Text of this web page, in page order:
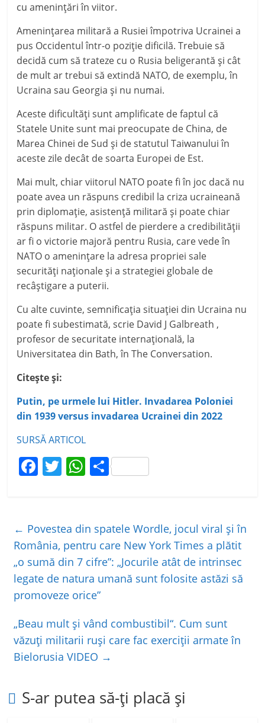
cu ameninţări în viitor.
Ameninţarea militară a Rusiei împotriva Ucrainei a
pus Occidentul într-o poziţie dificilă. Trebuie să
decidă cum să trateze cu o Rusia beligerantă şi cât
de mult ar trebui să extindă NATO, de exemplu, în
Ucraina sau Georgia şi nu numai.
Aceste dificultăţi sunt amplificate de faptul că
Statele Unite sunt mai preocupate de China, de
Marea Chinei de Sud şi de statutul Taiwanului în
aceste zile decât de soarta Europei de Est.
Mai mult, chiar viitorul NATO poate fi în joc dacă nu
poate avea un răspuns credibil la criza ucraineană
prin diplomaţie, asistenţă militară şi poate chiar
răspuns militar. O astfel de pierdere a credibilităţii
ar fi o victorie majoră pentru Rusia, care vede în
NATO o ameninţare la adresa propriei sale
securităţi naţionale şi a strategiei globale de
recâştigare a puterii.
Cu alte cuvinte, semnificaţia situaţiei din Ucraina nu
poate fi subestimată, scrie David J Galbreath ,
profesor de securitate internaţională, la
Universitatea din Bath, în The Conversation.
Citeşte şi:
Putin, pe urmele lui Hitler. Invadarea Poloniei
din 1939 versus invadarea Ucrainei din 2022
SURSĂ ARTICOL
F
e
b
o
o
k
T
er
W
s
A
p
p
P
je
a
z
ă
← Povestea din spatele Wordle, jocul viral și în
România, pentru care New York Times a plătit
„o sumă din 7 cifre”: „Jocurile atât de intrinsec
legate de natura umană sunt folosite astăzi să
promoveze orice”
„Beau mult şi vând combustibil“. Cum sunt
văzuţi militarii ruşi care fac exerciţii armate în
Bielorusia VIDEO →
S-ar putea să-ți placă și